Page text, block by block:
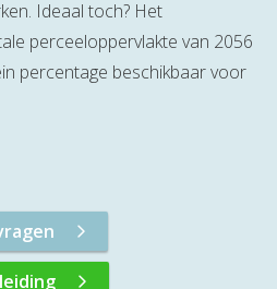
Ideaal toch? Het
perceeloppervlakte van 2056
percentage beschikbaar voor